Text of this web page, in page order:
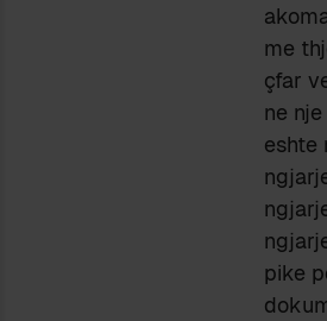
me
çfar
ne
eshte
pike